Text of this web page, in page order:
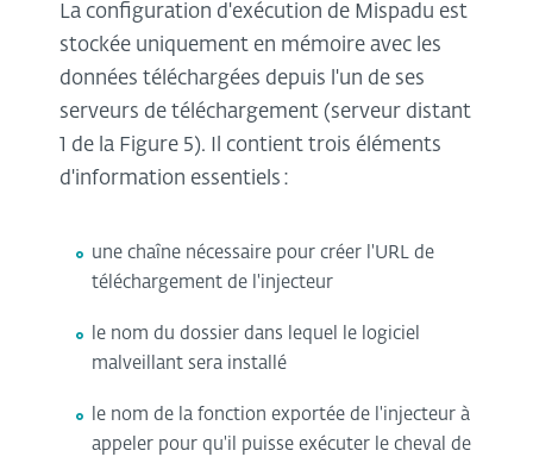
La configuration d'exécution de Mispadu est
stockée uniquement en mémoire avec les
données téléchargées depuis l'un de ses
serveurs de téléchargement (serveur distant
1 de la Figure 5). Il contient trois éléments
d'information essentiels :
une chaîne nécessaire pour créer l'URL de
téléchargement de l'injecteur
le nom du dossier dans lequel le logiciel
malveillant sera installé
le nom de la fonction exportée de l'injecteur à
appeler pour qu'il puisse exécuter le cheval de